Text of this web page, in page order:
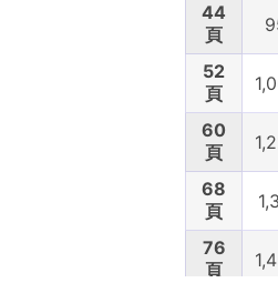
44
頁
52
頁
60
頁
68
頁
76
頁